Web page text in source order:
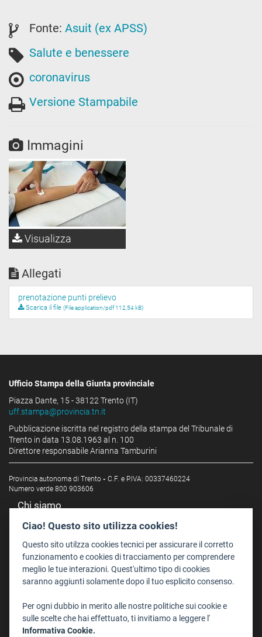
Fonte: Asuit (ex APSS)
Salute e benessere
coronavirus
Versione Stampabile
Immagini
Visualizza
Allegati
prenotazione punti prelievo
Scarica il file (File application/pdf 112,54 kB)
Ufficio Stampa della Giunta provinciale
Piazza Dante, 15 - 38122 Trento (IT)
uff.stampa@provincia.tn.it
Pubblicazione iscritta nel registro della stampa del Tribunale di
Trento in data 13.08.1963 al n. 100
Direttore responsabile Arianna Tamburini
Provincia autonoma di Trento - C.F. e P.IVA: 00337460224
Numero verde 800 903606
Chi siamo
Redazione
Staff
Format - Centro Audiovisivi
Trentino Film Commission
Dove Siamo
Struttura di riferimento
Ciao! Questo sito utilizza cookies!
Questo sito utilzza cookies tecnici per assicurare il corretto
funzionamento e cookies di tracciamento per comprendere
meglio le tue interazioni. Quest'ultimo tipo di cookies
saranno aggiunti solamente dopo il tuo esplicito consenso.
Per ogni dubbio in merito alle nostre politiche sui cookie e
sulle scelte che hai effettuato, ti invitiamo a leggere l'
Informativa Cookie.